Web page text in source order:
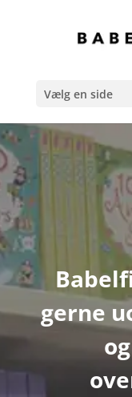
Vælg en side
gerne